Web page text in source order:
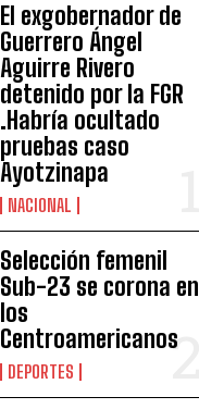
El exgobernador de
Guerrero Ángel
Aguirre Rivero
detenido por la FGR
.Habría ocultado
pruebas caso
Ayotzinapa
NACIONAL
Selección femenil
Sub-23 se corona en
los
Centroamericanos
DEPORTES